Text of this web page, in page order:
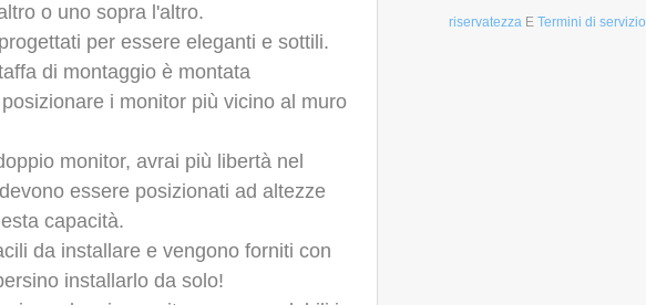
o uno sopra l'altro.
per essere eleganti e sottili.
di montaggio è montata
i monitor più vicino al muro
monitor, avrai più libertà nel
essere posizionati ad altezze
capacità.
da installare e vengono forniti con
installarlo da solo!
riservatezza E Termini di servizio